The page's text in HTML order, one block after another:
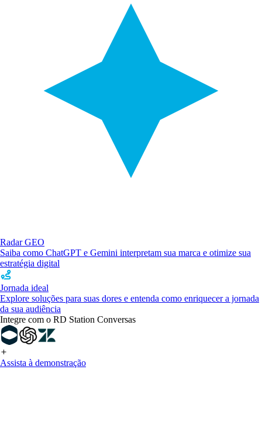
Radar GEO
Saiba como ChatGPT e Gemini interpretam sua marca e otimize sua
estratégia digital
Jornada ideal
Explore soluções para suas dores e entenda como enriquecer a jornada
da sua audiência
Integre com o RD Station Conversas
Assista à demonstração